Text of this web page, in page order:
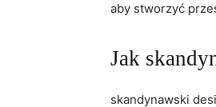
aby stworzyć
Jak
skandynawski